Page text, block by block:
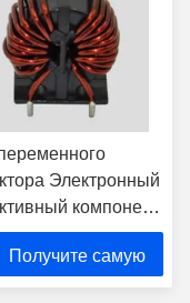
Электронный
компонент
по
EMI
Получите самую